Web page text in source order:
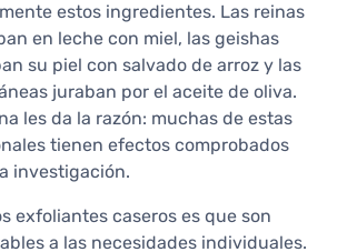
estos ingredientes. Las reinas
en leche con miel, las geishas
su piel con salvado de arroz y las
juraban por el aceite de oliva.
les da la razón: muchas de estas
tienen efectos comprobados
investigación.
exfoliantes caseros es que son
a las necesidades individuales.